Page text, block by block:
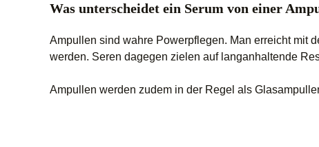
Was unterscheidet ein Serum von einer
Ampullen sind wahre Powerpflegen. Man erreicht mit
werden. Seren dagegen zielen auf langanhaltende
Ampullen werden zudem in der Regel als